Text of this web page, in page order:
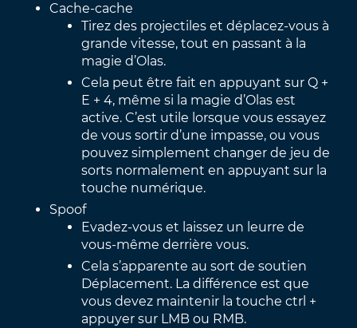
Cache-cache
Tirez des projectiles et déplacez-vous à
grande vitesse, tout en passant à la
magie d’Olas.
Cela peut être fait en appuyant sur Q +
E + 4, même si la magie d’Olas est
active. C’est utile lorsque vous essayez
de vous sortir d’une impasse, ou vous
pouvez simplement changer de jeu de
sorts normalement en appuyant sur la
touche numérique.
Spoof
Evadez-vous et laissez un leurre de
vous-même derrière vous.
Cela s’apparente au sort de soutien
Déplacement. La différence est que
vous devez maintenir la touche ctrl +
appuyer sur LMB ou RMB.